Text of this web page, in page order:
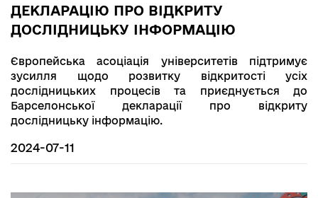
ДЕКЛАРАЦІЮ ПРО ВІДКРИТУ
ДОСЛІДНИЦЬКУ ІНФОРМАЦІЮ
Європейська асоціація університетів підтримує
зусилля щодо розвитку відкритості усіх
дослідницьких процесів та приєднується до
Барселонської декларації про відкриту
дослідницьку інформацію.
2024-07-11